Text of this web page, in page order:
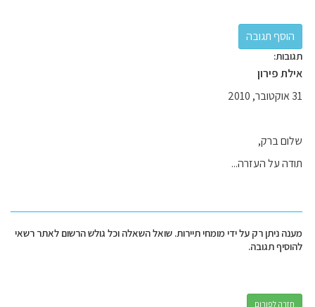
תגובות:
אילת פירון
31 אוקטובר, 2010
שלום ברק,
תודה על העזרה...
מענה ניתן רק על ידי מומחי תיירות. שואל השאלה וכל גולש הרשום לאתר רשאי
להוסיף תגובה.
חזרה לפורום